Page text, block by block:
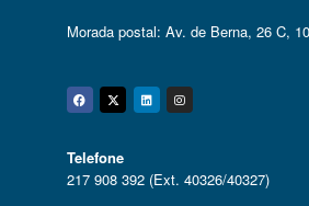
Morada postal: Av. de Berna, 26 C,
Facebook
Twitter
Linkedin
Telefone
217 908 392 (Ext. 40326/40327)